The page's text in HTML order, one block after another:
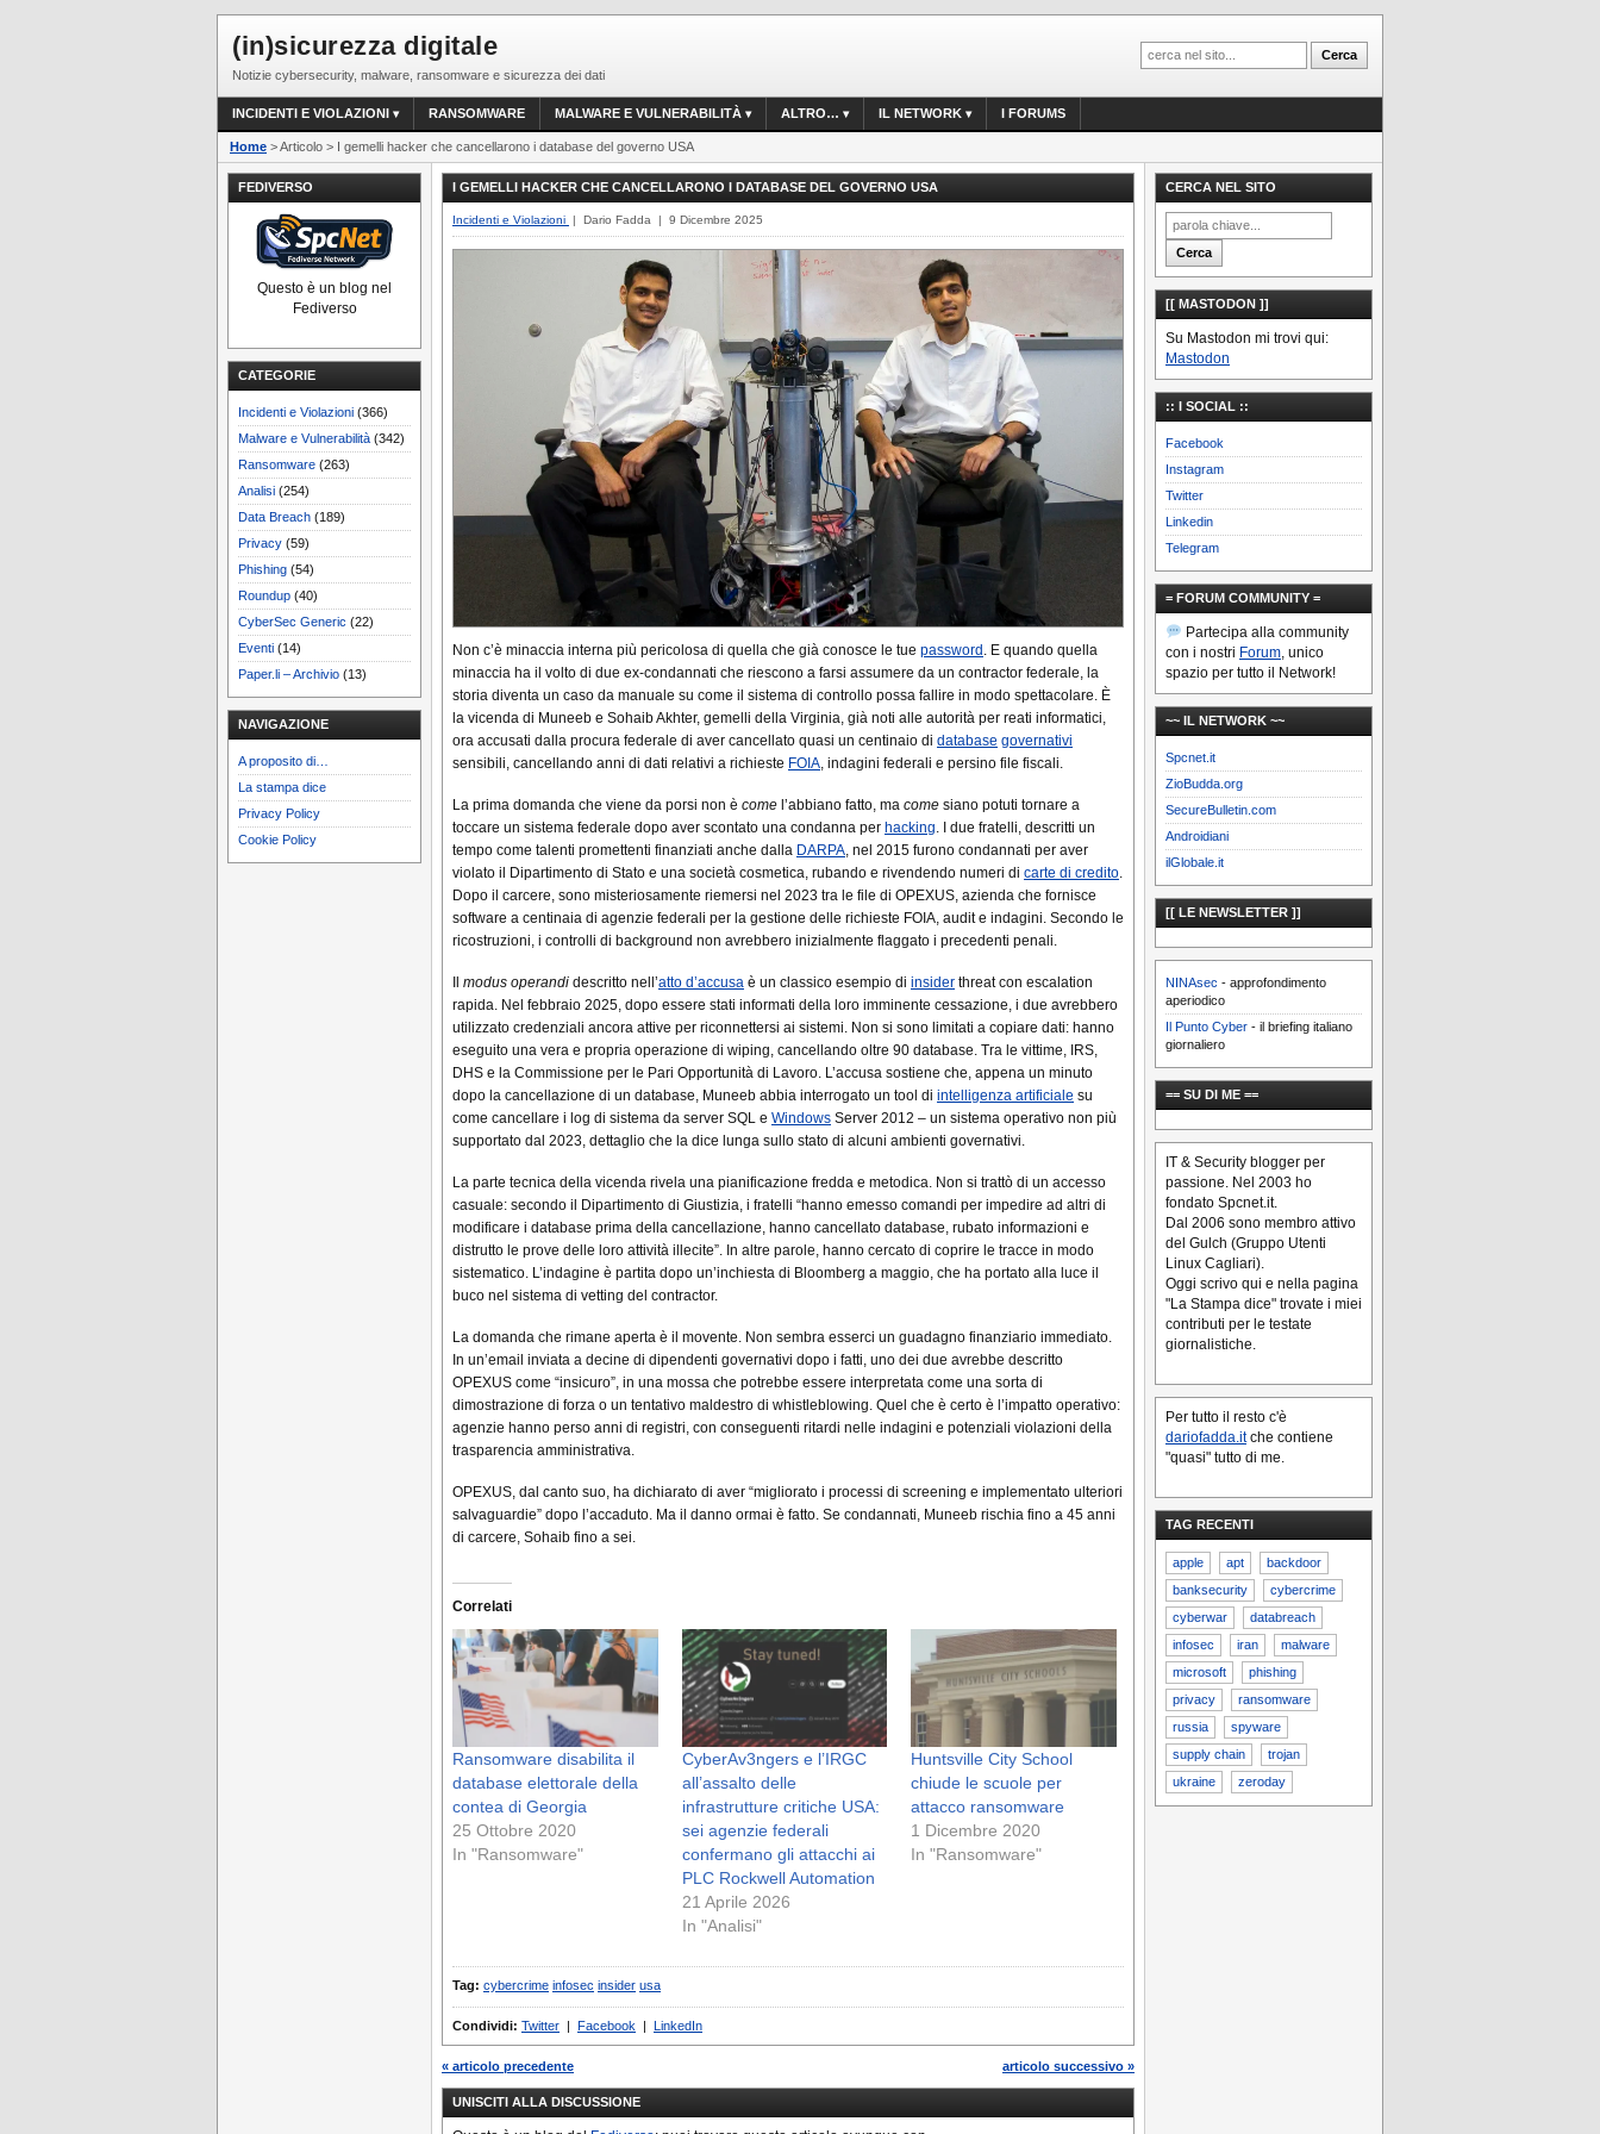
(in)sicurezza digitale
Notizie cybersecurity, malware, ransomware e sicurezza dei dati
INCIDENTI E VIOLAZIONI RANSOMWARE MALWARE E VULNERABILITÀ ALTRO… IL NETWORK I FORUMS
Home > Articolo > I gemelli hacker che cancellarono i database del governo USA
FEDIVERSO
Questo è un blog nel
Fediverso
CATEGORIE
Incidenti e Violazioni (366)
Malware e Vulnerabilità (342)
Ransomware (263)
Analisi (254)
Data Breach (189)
Privacy (59)
Phishing (54)
Roundup (40)
CyberSec Generic (22)
Eventi (14)
Paper.li – Archivio (13)
NAVIGAZIONE
A proposito di…
La stampa dice
Privacy Policy
Cookie Policy
I GEMELLI HACKER CHE CANCELLARONO I DATABASE DEL GOVERNO USA
Incidenti e Violazioni | Dario Fadda | 9 Dicembre 2025
Non c’è minaccia interna più pericolosa di quella che già conosce le tue password . E quando quella
minaccia ha il volto di due ex-condannati che riescono a farsi assumere da un contractor federale, la
storia diventa un caso da manuale su come il sistema di controllo possa fallire in modo spettacolare. È
la vicenda di Muneeb e Sohaib Akhter, gemelli della Virginia, già noti alle autorità per reati informatici,
ora accusati dalla procura federale di aver cancellato quasi un centinaio di database governativi
sensibili, cancellando anni di dati relativi a richieste FOIA, indagini federali e persino file fiscali.
La prima domanda che viene da porsi non è come l’abbiano fatto, ma come siano potuti tornare a
toccare un sistema federale dopo aver scontato una condanna per hacking. I due fratelli, descritti un
tempo come talenti promettenti finanziati anche dalla DARPA, nel 2015 furono condannati per aver
violato il Dipartimento di Stato e una società cosmetica, rubando e rivendendo numeri di carte di credito.
Dopo il carcere, sono misteriosamente riemersi nel 2023 tra le file di OPEXUS, azienda che fornisce
software a centinaia di agenzie federali per la gestione delle richieste FOIA, audit e indagini. Secondo le
ricostruzioni, i controlli di background non avrebbero inizialmente flaggato i precedenti penali.
modus operandi descritto nell’atto d’accusa è un classico esempio di insider threat con escalation
rapida. Nel febbraio 2025, dopo essere stati informati della loro imminente cessazione, i due avrebbero
utilizzato credenziali ancora attive per riconnettersi ai sistemi. Non si sono limitati a copiare dati: hanno
eseguito una vera e propria operazione di wiping, cancellando oltre 90 database. Tra le vittime, IRS,
DHS e la Commissione per le Pari Opportunità di Lavoro. L’accusa sostiene che, appena un minuto
dopo la cancellazione di un database, Muneeb abbia interrogato un tool di intelligenza artificiale su
come cancellare i log di sistema da server SQL e Windows Server 2012 – un sistema operativo non più
supportato dal 2023, dettaglio che la dice lunga sullo stato di alcuni ambienti governativi.
La parte tecnica della vicenda rivela una pianificazione fredda e metodica. Non si trattò di un accesso
casuale: secondo il Dipartimento di Giustizia, i fratelli “hanno emesso comandi per impedire ad altri di
modificare i database prima della cancellazione, hanno cancellato database, rubato informazioni e
distrutto le prove delle loro attività illecite”. In altre parole, hanno cercato di coprire le tracce in modo
sistematico. L’indagine è partita dopo un’inchiesta di Bloomberg a maggio, che ha portato alla luce il
buco nel sistema di vetting del contractor.
La domanda che rimane aperta è il movente. Non sembra esserci un guadagno finanziario immediato.
In un’email inviata a decine di dipendenti governativi dopo i fatti, uno dei due avrebbe descritto
OPEXUS come “insicuro”, in una mossa che potrebbe essere interpretata come una sorta di
dimostrazione di forza o un tentativo maldestro di whistleblowing. Quel che è certo è l’impatto operativo:
agenzie hanno perso anni di registri, con conseguenti ritardi nelle indagini e potenziali violazioni della
trasparencia amministrativa.
OPEXUS, dal canto suo, ha dichiarato di aver “migliorato i processi di screening e implementato ulteriori
salvaguardie” dopo l’accaduto. Ma il danno ormai è fatto. Se condannati, Muneeb rischia fino a 45 anni
di carcere, Sohaib fino a sei.
Correlati
Ransomware disabilita il
database elettorale della
contea di Georgia
25 Ottobre 2020
In "Ransomware"
CyberAv3ngers e l’IRGC
all’assalto delle
infrastrutture critiche USA:
sei agenzie federali
confermano gli attacchi ai
PLC Rockwell Automation
21 Aprile 2026
In "Analisi"
Huntsville City School
chiude le scuole per
attacco ransomware
1 Dicembre 2020
In "Ransomware"
Tag: cybercrime infosec insider usa
Condividi: Twitter | Facebook | LinkedIn
« articolo precedente articolo successivo »
UNISCITI ALLA DISCUSSIONE
CERCA NEL SITO
[[ MASTODON ]]
Su Mastodon mi trovi qui:
Mastodon
:: I SOCIAL ::
Facebook
Instagram
Twitter
Linkedin
Telegram
= FORUM COMMUNITY =
Partecipa alla community
con i nostri Forum, unico
spazio per tutto il Network!
~~ IL NETWORK ~~
Spcnet.it
ZioBudda.org
SecureBulletin.com
Androidiani
ilGlobale.it
[[ LE NEWSLETTER ]]
NINAsec - approfondimento
aperiodico
Il Punto Cyber - il briefing italiano
giornaliero
== SU DI ME ==
IT & Security blogger per
passione. Nel 2003 ho
fondato Spcnet.it.
Dal 2006 sono membro attivo
del Gulch (Gruppo Utenti
Linux Cagliari).
Oggi scrivo qui e nella pagina
"La Stampa dice" trovate i miei
contributi per le testate
giornalistiche.
Per tutto il resto c'è
dariofadda.itche contiene
"quasi" tutto di me.
TAG RECENTI
apple apt
backdoor
banksecurity
cybercrime
cyberwar
databreach
infosec
iran
malware
microsoft
phishing
privacy
ransomware
russia
spyware
supply chain
trojan
ukraine
zeroday